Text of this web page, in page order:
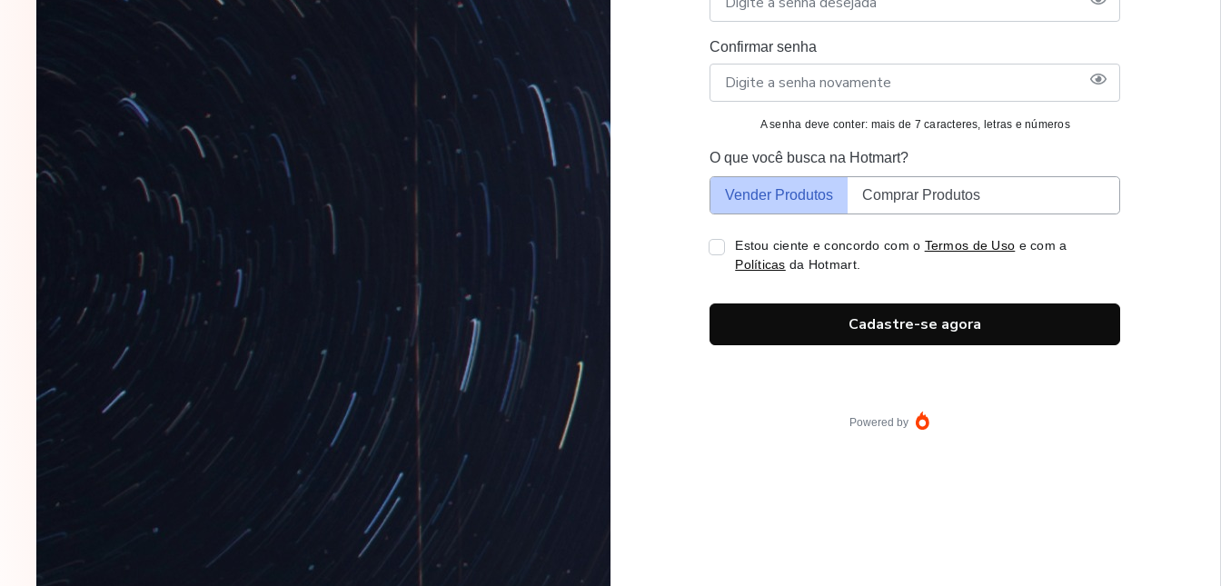
Confirmar senha
A senha deve conter: mais de 7 caracteres, letras e números
O que você busca na Hotmart?
Vender Produtos Comprar Produtos
Estou ciente e concordo com o Termos de Uso e com a
Políticas da Hotmart.
Cadastre-se agora
Powered by